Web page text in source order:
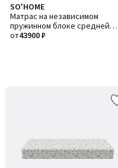
SO'HOME
Матрас на независимом
пружинном блоке средней
жесткости и анатомичности
от43900 ₽